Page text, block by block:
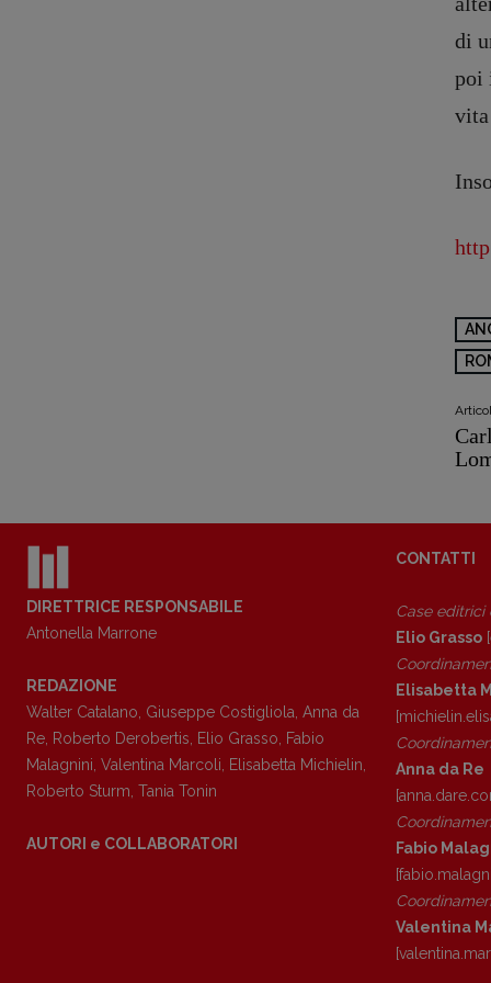
di
poi
DIRETTRICE RESPONSABILE
Antonella Marrone
REDAZIONE
Walter Catalano Giuseppe Costigliola Anna da
Re Roberto Derobertis Elio Grasso
Fabio
Malagnini Valentina Marcoli Elisabetta Michielin
Roberto Sturm Tania Tonin
AUTORI e COLLABORATORI
CONTATTI
Case editrici
Elio Grasso
Elisabetta
Anna da Re
Fabio
Valentina